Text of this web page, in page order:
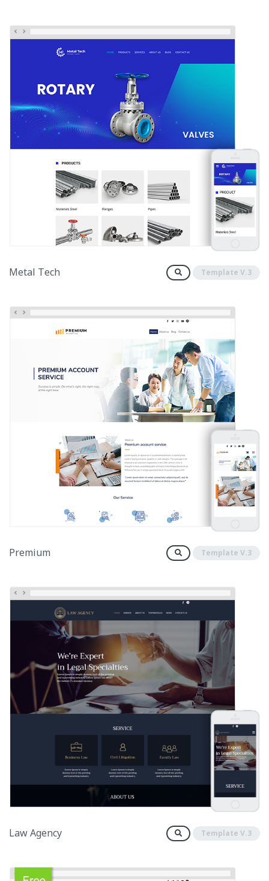
Metal Tech Template V.3
Premium Template V.3
Law Agency Template V.3